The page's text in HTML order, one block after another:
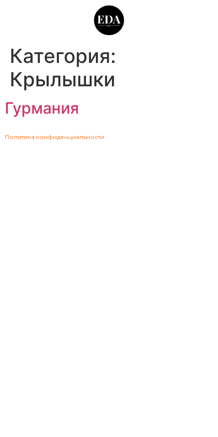
Категория:
Крылышки
Гурмания
Политика конфиденциальности